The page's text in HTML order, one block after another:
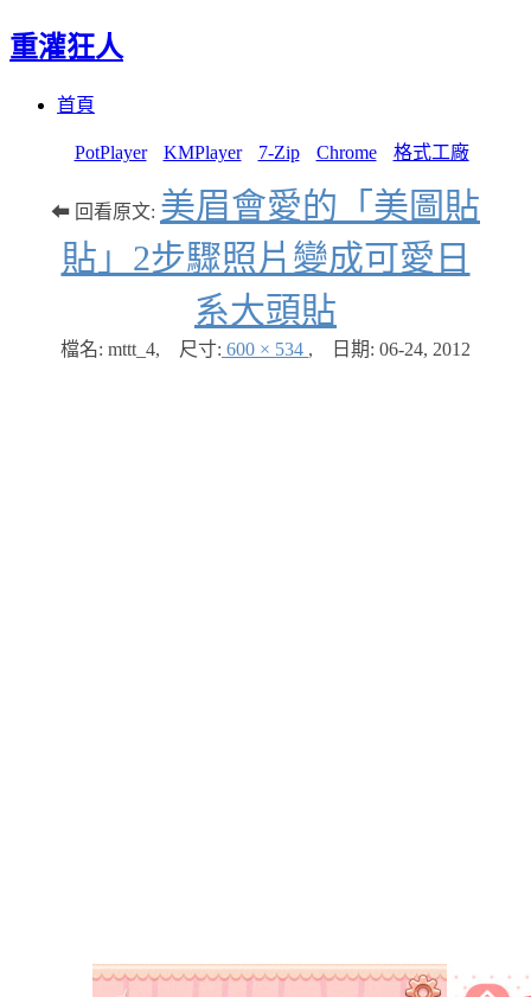
重灌狂人
首頁
PotPlayer KMPlayer 7-Zip Chrome 格式工廠
⬅ 回看原文: 美眉會愛的「美圖貼
貼」2步驟照片變成可愛日
系大頭貼
檔名: mttt_4, 尺寸: 600 × 534 , 日期: 06-24, 2012